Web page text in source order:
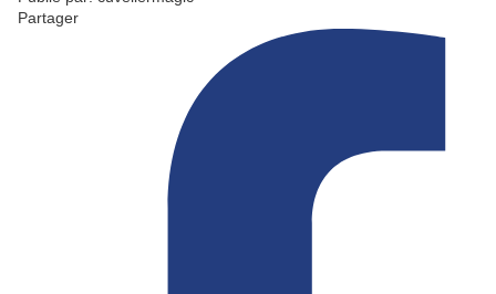
Partager